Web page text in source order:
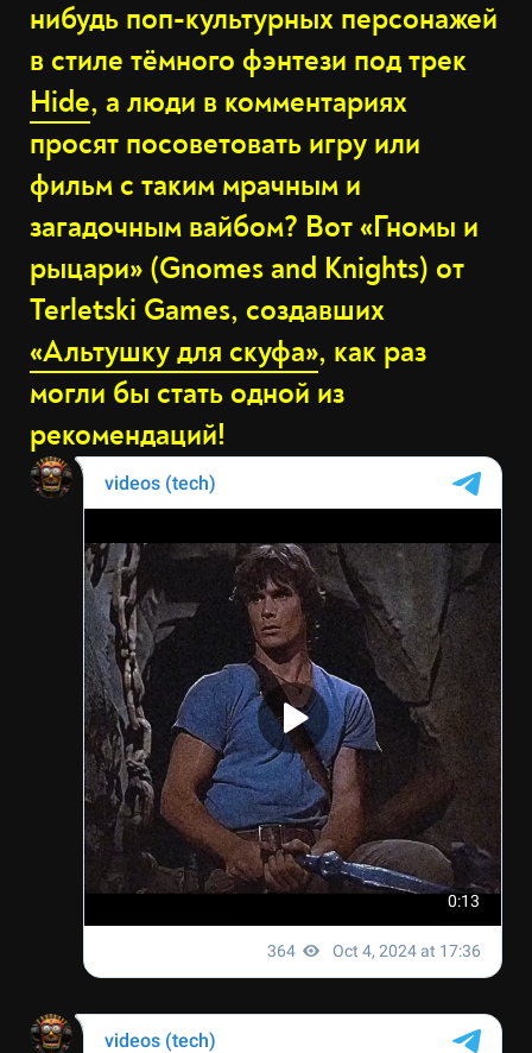
нибудь поп-культурных персонажей
в стиле тёмного фэнтези под трек
Hide, а люди в комментариях
просят посоветовать игру или
фильм с таким мрачным и
загадочным вайбом? Вот «Гномы и
рыцари» (Gnomes and Knights) от
Terletski Games, создавших
«Альтушку для скуфа», как раз
могли бы стать одной из
рекомендаций!